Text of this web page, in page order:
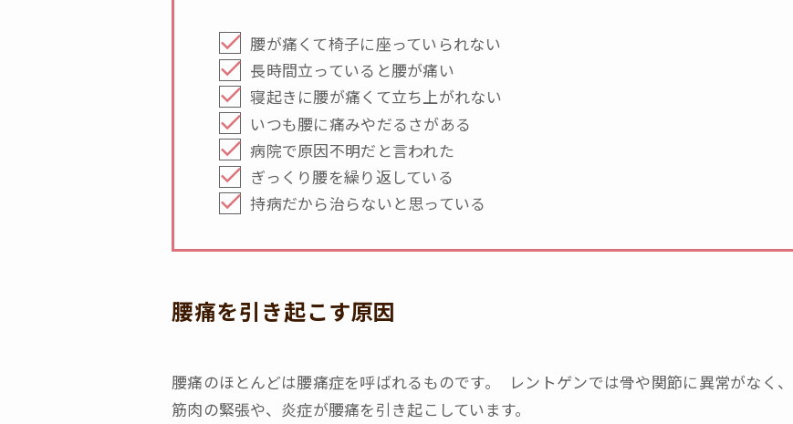
腰が痛くて椅子に座っていられない
長時間立っていると腰が痛い
寝起きに腰が痛くて立ち上がれない
いつも腰に痛みやだるさがある
病院で原因不明だと言われた
ぎっくり腰を繰り返している
持病だから治らないと思っている
腰痛を引き起こす原因
腰痛のほとんどは腰痛症を呼ばれるものです。 レントゲンでは骨や関節に異常がなく、
筋肉の緊張や、炎症が腰痛を引き起こしています。